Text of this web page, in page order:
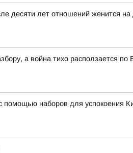
десяти лет отношений женится
а война тихо расползается по
наборов для успокоения